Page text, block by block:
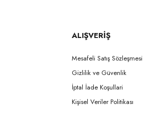
ALIŞVERİŞ
Mesafeli Satış Sözleşmesi
Gizlilik ve Güvenlik
İptal İade Koşullari
Kişisel Veriler Politikası